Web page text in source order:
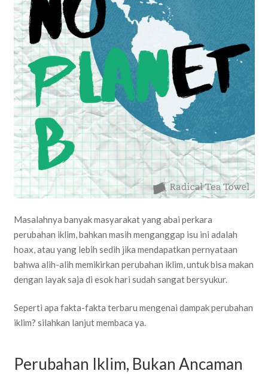
Masalahnya banyak masyarakat yang abai perkara
perubahan iklim, bahkan masih menganggap isu ini adalah
hoax, atau yang lebih sedih jika mendapatkan pernyataan
bahwa alih-alih memikirkan perubahan iklim, untuk bisa makan
dengan layak saja di esok hari sudah sangat bersyukur.
Seperti apa fakta-fakta terbaru mengenai dampak perubahan
iklim? silahkan lanjut membaca ya.
Perubahan Iklim, Bukan Ancaman